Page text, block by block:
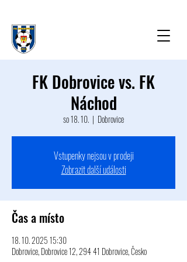
FK Dobrovice vs. FK
Náchod
so 18. 10.
  |
Dobrovice
Vstupenky nejsou v prodeji
Zobrazit další události
Čas a místo
18. 10. 2025 15:30
Dobrovice, Dobrovice 12, 294 41 Dobrovice, Česko